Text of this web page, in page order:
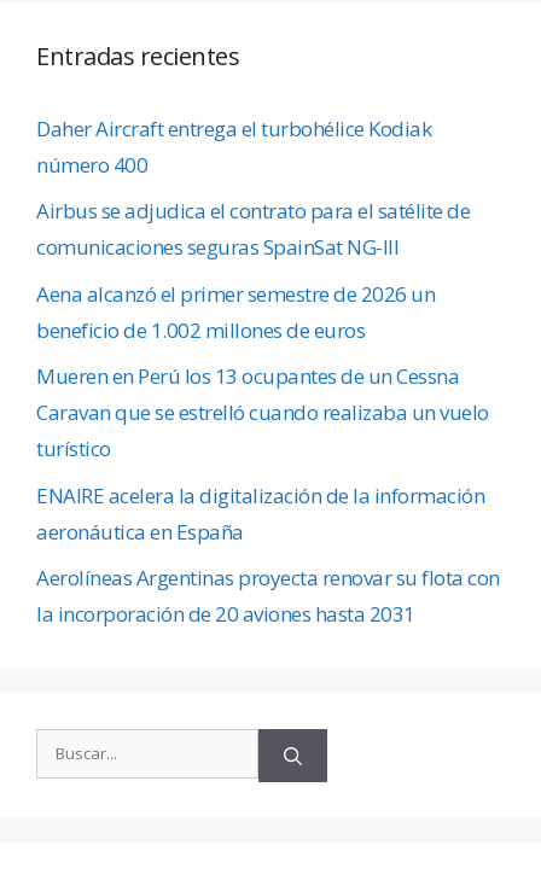
Entradas recientes
Daher Aircraft entrega el turbohélice Kodiak
número 400
Airbus se adjudica el contrato para el satélite de
comunicaciones seguras SpainSat NG-III
Aena alcanzó el primer semestre de 2026 un
beneficio de 1.002 millones de euros
Mueren en Perú los 13 ocupantes de un Cessna
Caravan que se estrelló cuando realizaba un vuelo
turístico
ENAIRE acelera la digitalización de la información
aeronáutica en España
Aerolíneas Argentinas proyecta renovar su flota con
la incorporación de 20 aviones hasta 2031